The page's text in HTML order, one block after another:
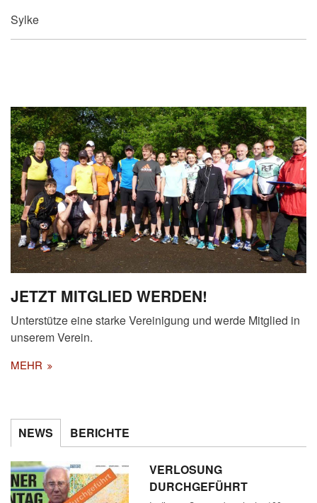
Sylke
JETZT MITGLIED WERDEN!
Unterstütze eine starke Vereinigung und werde Mitglied in
unserem Verein.
MEHR
NEWS BERICHTE
VERLOSUNG
DURCHGEFÜHRT